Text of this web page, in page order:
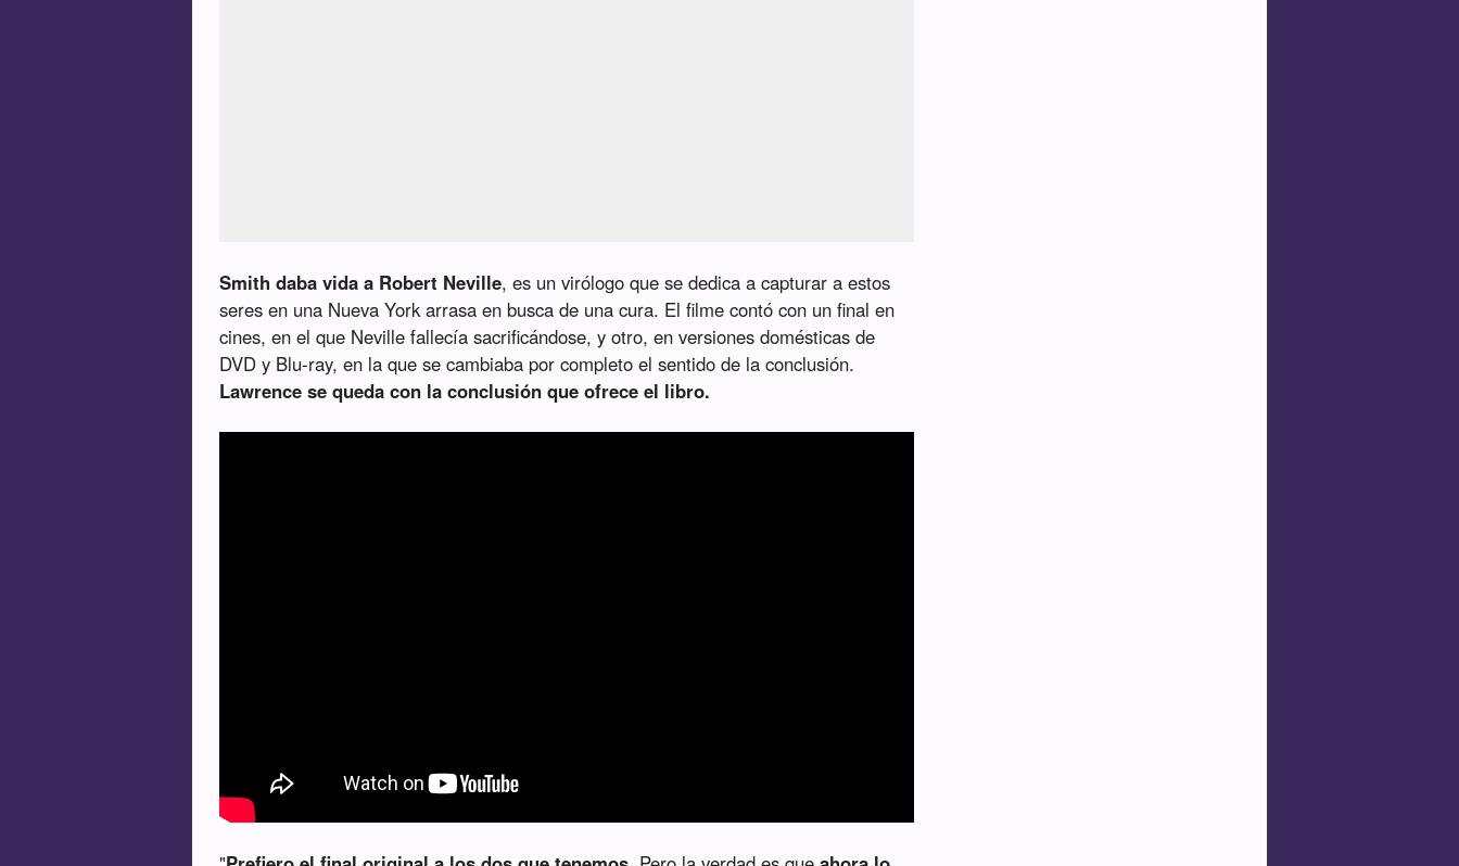
Smith daba vida a Robert Neville, es un virólogo que se dedica a capturar a estos
seres en una Nueva York arrasa en busca de una cura. El filme contó con un final en
cines, en el que Neville fallecía sacrificándose, y otro, en versiones domésticas de
DVD y Blu-ray, en la que se cambiaba por completo el sentido de la conclusión.
Lawrence se queda con la conclusión que ofrece el libro.